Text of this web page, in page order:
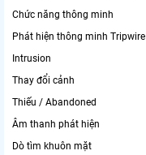
Chức năng thông minh
Phát hiện thông minh Tripwire
Intrusion
Thay đổi cảnh
Thiếu / Abandoned
Âm thanh phát hiện
Dò tìm khuôn mặt